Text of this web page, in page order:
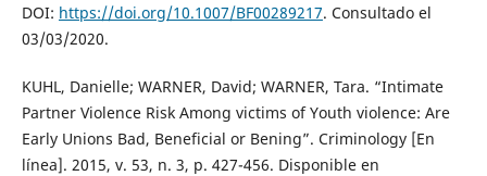
DOI: https://doi.org/10.1007/BF00289217. Consultado el
03/03/2020.
KUHL, Danielle; WARNER, David; WARNER, Tara. “Intimate
Partner Violence Risk Among victims of Youth violence: Are
Early Unions Bad, Beneficial or Bening”. Criminology [En
línea]. 2015, v. 53, n. 3, p. 427-456. Disponible en